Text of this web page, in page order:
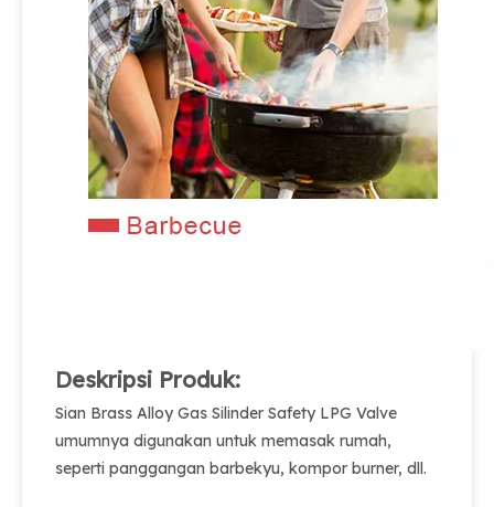
Deskripsi Produk:
Sian Brass Alloy Gas Silinder Safety LPG Valve
umumnya digunakan untuk memasak rumah,
seperti panggangan barbekyu, kompor burner, dll.